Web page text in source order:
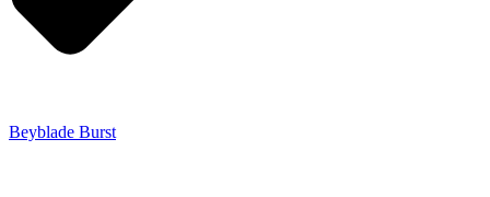
Beyblade Burst